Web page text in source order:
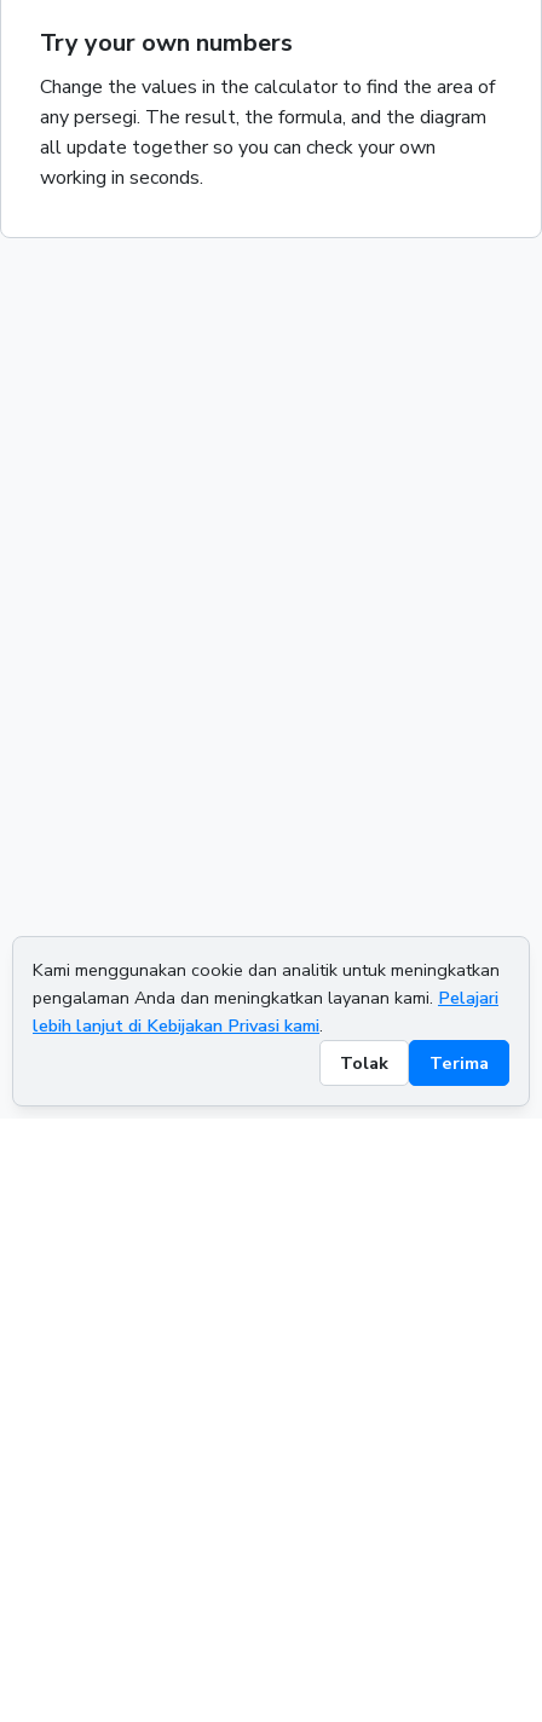
Try your own numbers
Change the values in the calculator to find the area of
anypersegi. The result, the formula, and the diagram
all update together so you can check your own
working in seconds.
Kami menggunakan cookie dan analitik untuk meningkatkan
pengalaman Anda dan meningkatkan layanan kami. Pelajari
lebih lanjut di Kebijakan Privasi kami.
Tolak
Terima